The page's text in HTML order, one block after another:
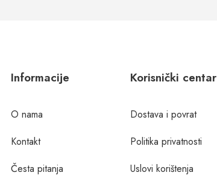
Informacije
O nama
Kontakt
Česta pitanja
Korisnički centar
Dostava i povrat
Politika privatnosti
Uslovi korištenja